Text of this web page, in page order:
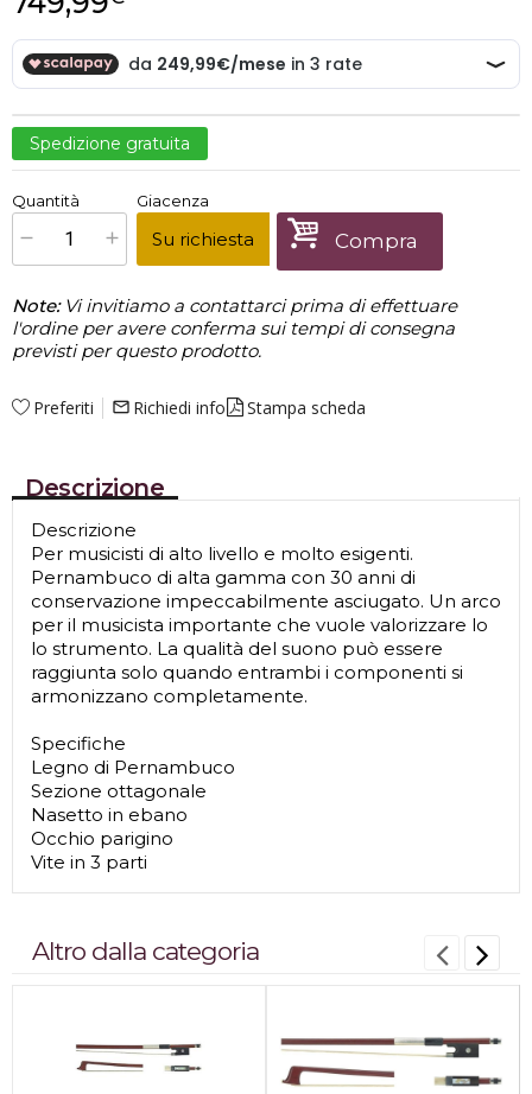
Spedizione gratuita
x1 Prezzo finale:€749,99
Quantità Giacenza
Su richiesta Compra
Note: Vi invitiamo a contattarci prima di effettuare
l'ordine per avere conferma sui tempi di consegna
previsti per questo prodotto.
Preferiti mail_outline Richiedi info Stampa scheda
Descrizione
Descrizione
Per musicisti di alto livello e molto esigenti.
Pernambuco di alta gamma con 30 anni di
conservazione impeccabilmente asciugato. Un arco
per il musicista importante che vuole valorizzare lo
lo strumento. La qualità del suono può essere
raggiunta solo quando entrambi i componenti si
armonizzano completamente.
Specifiche
Legno di Pernambuco
Sezione ottagonale
Nasetto in ebano
Occhio parigino
Vite in 3 parti
Altro dalla categoria